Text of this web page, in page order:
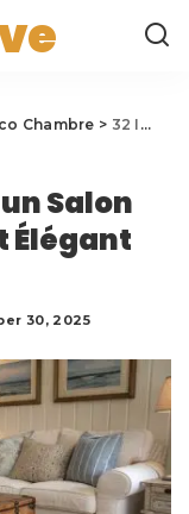
Chambre > 32 Idées Déco pour un Salon Bord de Mer Chic et Élégant
Salon
Élégant
30, 2025